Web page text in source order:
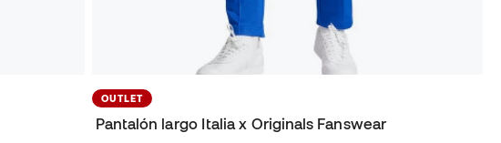
OUTLET
Pantalón largo Italia x Originals Fanswear